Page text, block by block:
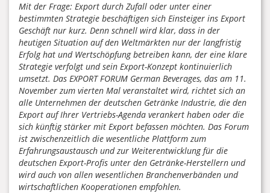
Mit der Frage: Export durch Zufall oder unter einer
bestimmten Strategie beschäftigen sich Einsteiger ins Export
Geschäft nur kurz. Denn schnell wird klar, dass in der
heutigen Situation auf den Weltmärkten nur der langfristig
Erfolg hat und Wertschöpfung betreiben kann, der eine klare
Strategie verfolgt und sein Export-Konzept kontinuierlich
umsetzt. Das EXPORT FORUM German Beverages, das am 11.
November zum vierten Mal veranstaltet wird, richtet sich an
alle Unternehmen der deutschen Getränke Industrie, die den
Export auf Ihrer Vertriebs-Agenda verankert haben oder die
sich künftig stärker mit Export befassen möchten. Das Forum
ist zwischenzeitlich die wesentliche Plattform zum
Erfahrungsaustausch und zur Weiterentwicklung für die
deutschen Export-Profis unter den Getränke-Herstellern und
wird auch von allen wesentlichen Branchenverbänden und
wirtschaftlichen Kooperationen empfohlen.